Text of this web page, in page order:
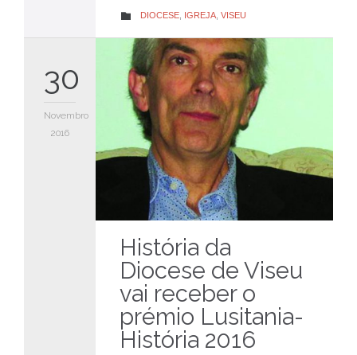
 CATEGORY
DIOCESE IGREJA VISEU
30
Novembro
2016
História da
Diocese de Viseu
vai receber o
prémio Lusitania-
História 2016